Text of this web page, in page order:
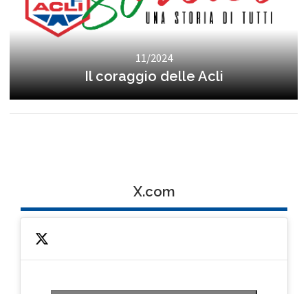
11/2024
Il coraggio delle Acli
X.com